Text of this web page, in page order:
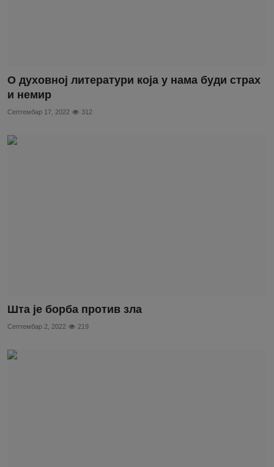
О духовној литератури која у нама буди страх
и немир
Септембар 17, 2022 312
Шта је борба против зла
Септембар 2, 2022 219